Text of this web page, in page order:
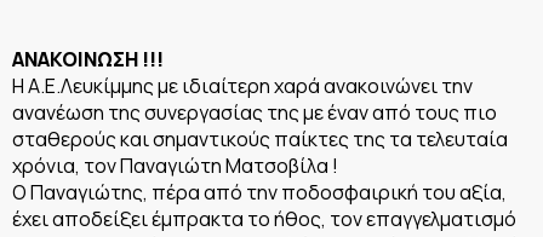
ΑΝΑΚΟΙΝΩΣΗ !!!
Η Α.Ε.Λευκίμμης με ιδιαίτερη χαρά ανακοινώνει την
ανανέωση της συνεργασίας της με έναν από τους πιο
σταθερούς και σημαντικούς παίκτες της τα τελευταία
χρόνια, τον Παναγιώτη Ματσοβίλα !
Ο Παναγιώτης, πέρα από την ποδοσφαιρική του αξία,
έχει αποδείξει έμπρακτα το ήθος, τον επαγγελματισμό